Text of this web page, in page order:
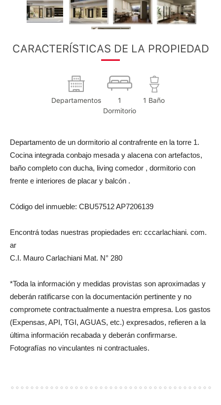
CARACTERÍSTICAS DE LA PROPIEDAD
Departamentos
1
Dormitorio
1 Baño
Departamento de un dormitorio al contrafrente en la torre 1.
Cocina integrada conbajo mesada y alacena con artefactos,
baño completo con ducha, living comedor , dormitorio con
frente e interiores de placar y balcón .
Código del inmueble: CBU57512 AP7206139
Encontrá todas nuestras propiedades en: cccarlachiani. com.
ar
C.I. Mauro Carlachiani Mat. N° 280
*Toda la información y medidas provistas son aproximadas y
deberán ratificarse con la documentación pertinente y no
compromete contractualmente a nuestra empresa. Los gastos
(Expensas, API, TGI, AGUAS, etc.) expresados, refieren a la
última información recabada y deberán confirmarse.
Fotografías no vinculantes ni contractuales.